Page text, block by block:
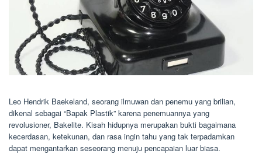
Leo Hendrik Baekeland, seorang ilmuwan dan penemu yang brilian,
dikenal sebagai “Bapak Plastik” karena penemuannya yang
revolusioner, Bakelite. Kisah hidupnya merupakan bukti bagaimana
kecerdasan, ketekunan, dan rasa ingin tahu yang tak terpadamkan
dapat mengantarkan seseorang menuju pencapaian luar biasa.